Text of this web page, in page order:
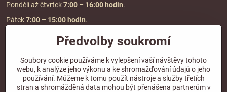
Pondělí až čtvrtek7:00 – 16:00 hodin.
Pátek7:00 – 15:00 hodin.
Doprava a platba
DOPRAVA ZDARMA
při objednávce nad2000 Kč vč. DPH.
Předvolby soukromí
Soubory cookie používáme k vylepšení vaší návštěvy tohoto
webu, k analýze jeho výkonu a ke shromažďování údajů o jeho
používání. Můžeme k tomu použít nástroje a služby třetích
stran a shromážděná data mohou být přenášena partnerům v